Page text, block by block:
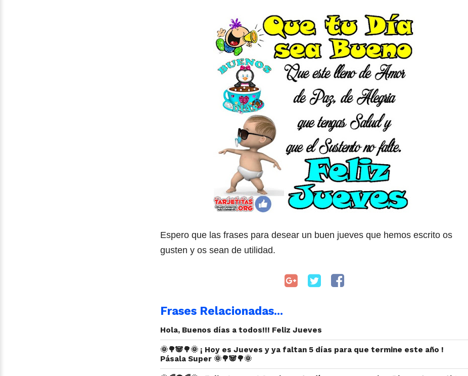
Espero que las frases para desear un buen jueves que hemos escrito os
gusten y os sean de utilidad.
Frases Relacionadas...
Hola, Buenos días a todos!!! Feliz Jueves
🌞🌳🐼🌳🌞 ¡ Hoy es Jueves y ya faltan 5 días para que termine este año !
Pásala Super 🌞🌳🐼🌳🌞